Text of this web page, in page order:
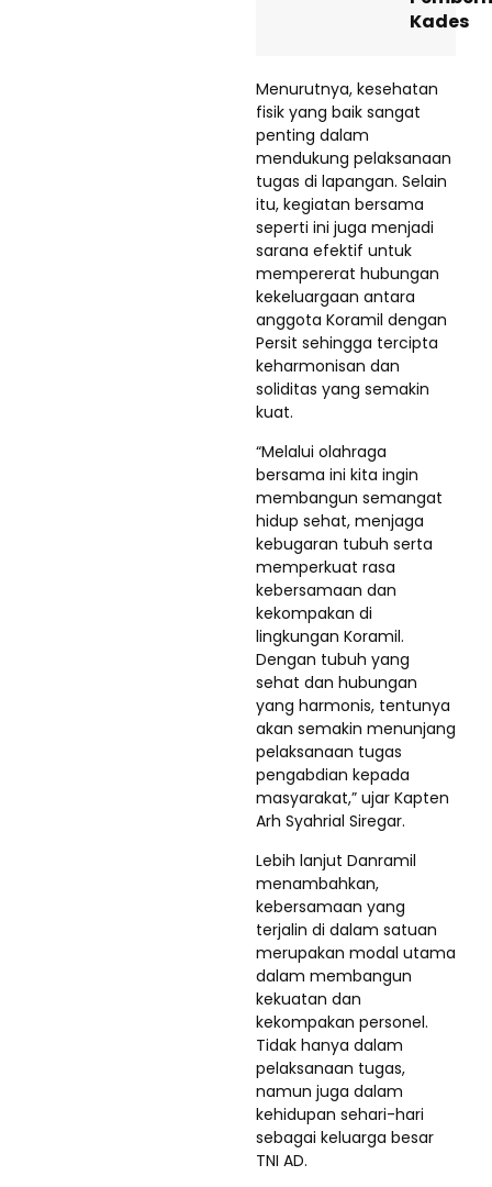
Kades
Menurutnya, kesehatan
fisik yang baik sangat
penting dalam
mendukung pelaksanaan
tugas di lapangan. Selain
itu, kegiatan bersama
seperti ini juga menjadi
sarana efektif untuk
mempererat hubungan
kekeluargaan antara
anggota Koramil dengan
Persit sehingga tercipta
keharmonisan dan
soliditas yang semakin
kuat.
“Melalui olahraga
bersama ini kita ingin
membangun semangat
hidup sehat, menjaga
kebugaran tubuh serta
memperkuat rasa
kebersamaan dan
kekompakan di
lingkungan Koramil.
Dengan tubuh yang
sehat dan hubungan
yang harmonis, tentunya
akan semakin menunjang
pelaksanaan tugas
pengabdian kepada
masyarakat,” ujar Kapten
Arh Syahrial Siregar.
Lebih lanjut Danramil
menambahkan,
kebersamaan yang
terjalin di dalam satuan
merupakan modal utama
dalam membangun
kekuatan dan
kekompakan personel.
Tidak hanya dalam
pelaksanaan tugas,
namun juga dalam
kehidupan sehari-hari
sebagai keluarga besar
TNI AD.